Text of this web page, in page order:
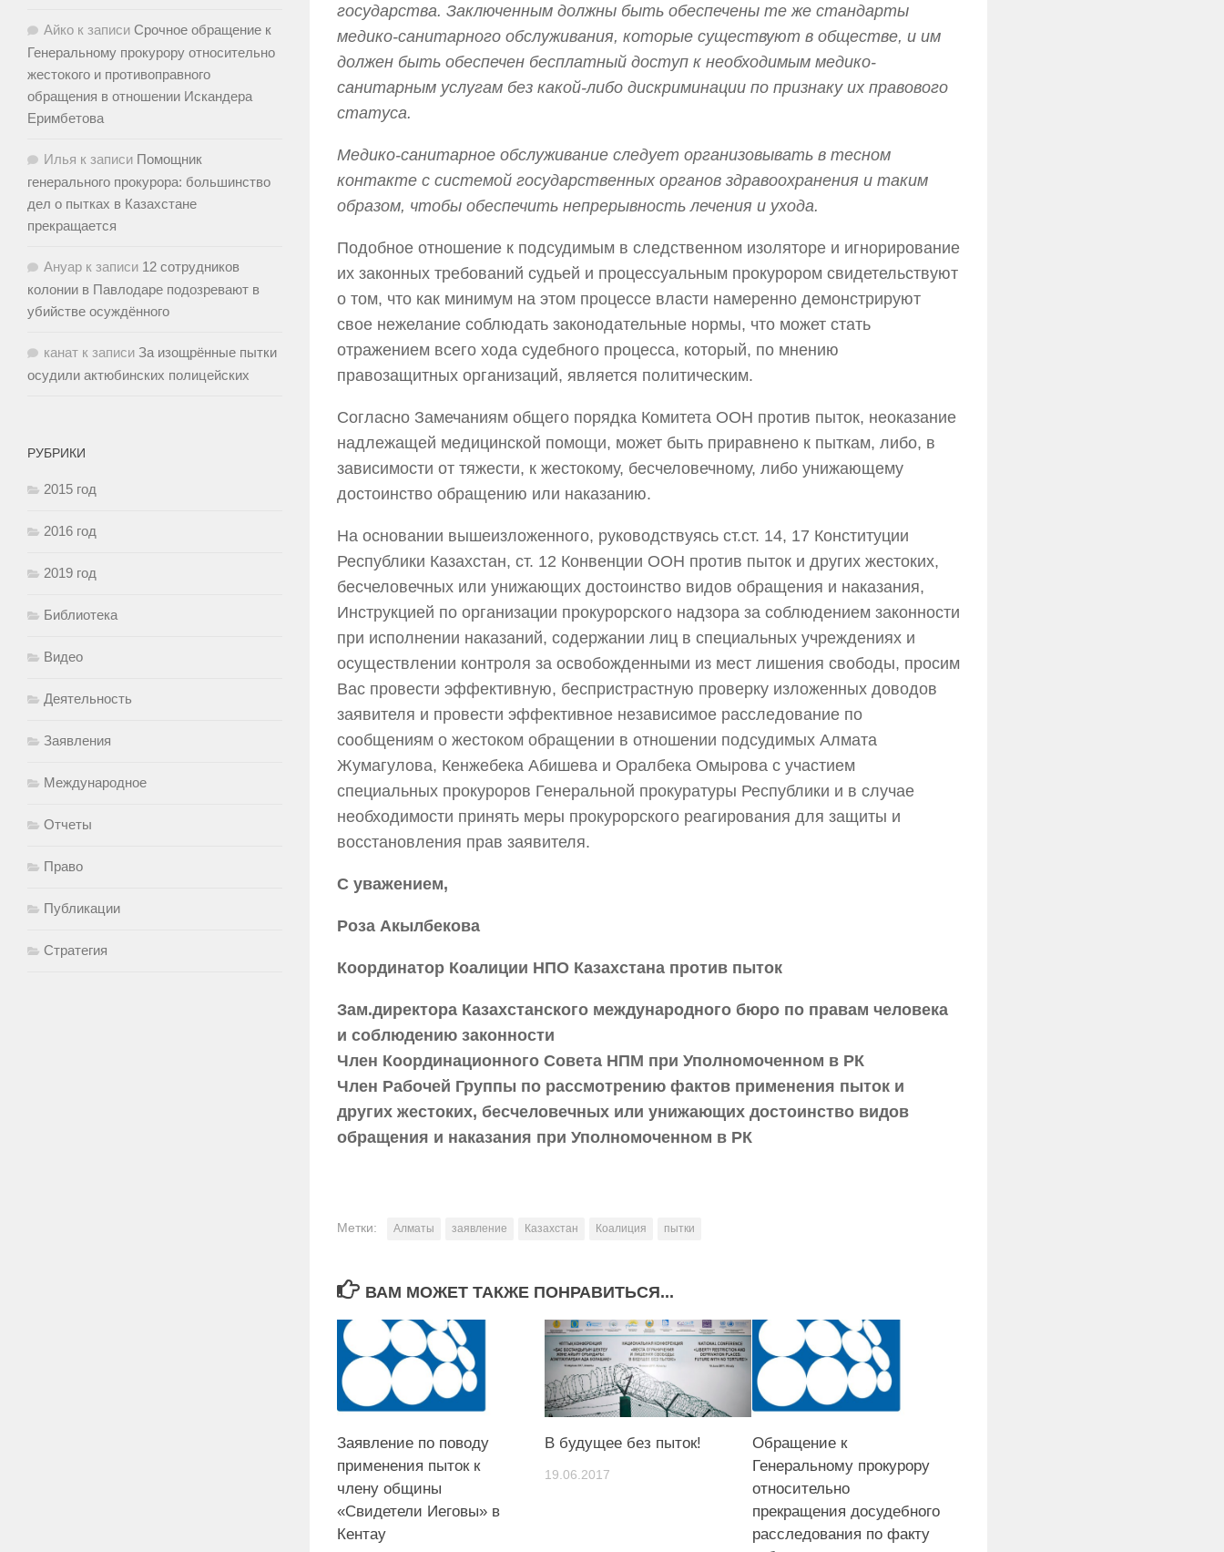
государства. Заключенным должны быть обеспечены те же стандарты
медико-санитарного обслуживания, которые существуют в обществе, и им
должен быть обеспечен бесплатный доступ к необходимым медико-
санитарным услугам без какой-либо дискриминации по признаку их правового
статуса.
Медико-санитарное обслуживание следует организовывать в тесном
контакте с системой государственных органов здравоохранения и таким
образом, чтобы обеспечить непрерывность лечения и ухода.
Подобное отношение к подсудимым в следственном изоляторе и игнорирование
их законных требований судьей и процессуальным прокурором свидетельствуют
о том, что как минимум на этом процессе власти намеренно демонстрируют
свое нежелание соблюдать законодательные нормы, что может стать
отражением всего хода судебного процесса, который, по мнению
правозащитных организаций, является политическим.
Согласно Замечаниям общего порядка Комитета ООН против пыток, неоказание
надлежащей медицинской помощи, может быть приравнено к пыткам, либо, в
зависимости от тяжести, к жестокому, бесчеловечному, либо унижающему
достоинство обращению или наказанию.
На основании вышеизложенного, руководствуясь ст.ст. 14, 17 Конституции
Республики Казахстан, ст. 12 Конвенции ООН против пыток и других жестоких,
бесчеловечных или унижающих достоинство видов обращения и наказания,
Инструкцией по организации прокурорского надзора за соблюдением законности
при исполнении наказаний, содержании лиц в специальных учреждениях и
осуществлении контроля за освобожденными из мест лишения свободы, просим
Вас провести эффективную, беспристрастную проверку изложенных доводов
заявителя и провести эффективное независимое расследование по
сообщениям о жестоком обращении в отношении подсудимых Алмата
Жумагулова, Кенжебека Абишева и Оралбека Омырова с участием
специальных прокуроров Генеральной прокуратуры Республики и в случае
необходимости принять меры прокурорского реагирования для защиты и
восстановления прав заявителя.
С уважением,
Роза Акылбекова
Координатор Коалиции НПО Казахстана против пыток
Зам.директора Казахстанского международного бюро по правам человека
и соблюдению законности
Член Координационного Совета НПМ при Уполномоченном в РК
Член Рабочей Группы по рассмотрению фактов применения пыток и
других жестоких, бесчеловечных или унижающих достоинство видов
обращения и наказания при Уполномоченном в РК
Метки: Алматы заявление Казахстан Коалиция пытки
ВАМ МОЖЕТ ТАКЖЕ ПОНРАВИТЬСЯ...
Заявление по поводу
применения пыток к
члену общины
«Свидетели Иеговы» в
Кентау
В будущее без пыток!
19.06.2017
Обращение к
Генеральному прокурору
относительно
прекращения досудебного
расследования по факту
Айко к записи Срочное обращение к
Генеральному прокурору относительно
жестокого и противоправного
обращения в отношении Искандера
Еримбетова
Илья к записи Помощник
генерального прокурора: большинство
дел о пытках в Казахстане
прекращается
Ануар к записи 12 сотрудников
колонии в Павлодаре подозревают в
убийстве осуждённого
канат к записи За изощрённые пытки
осудили актюбинских полицейских
РУБРИКИ
2015 год
2016 год
2019 год
Библиотека
Видео
Деятельность
Заявления
Международное
Отчеты
Право
Публикации
Стратегия